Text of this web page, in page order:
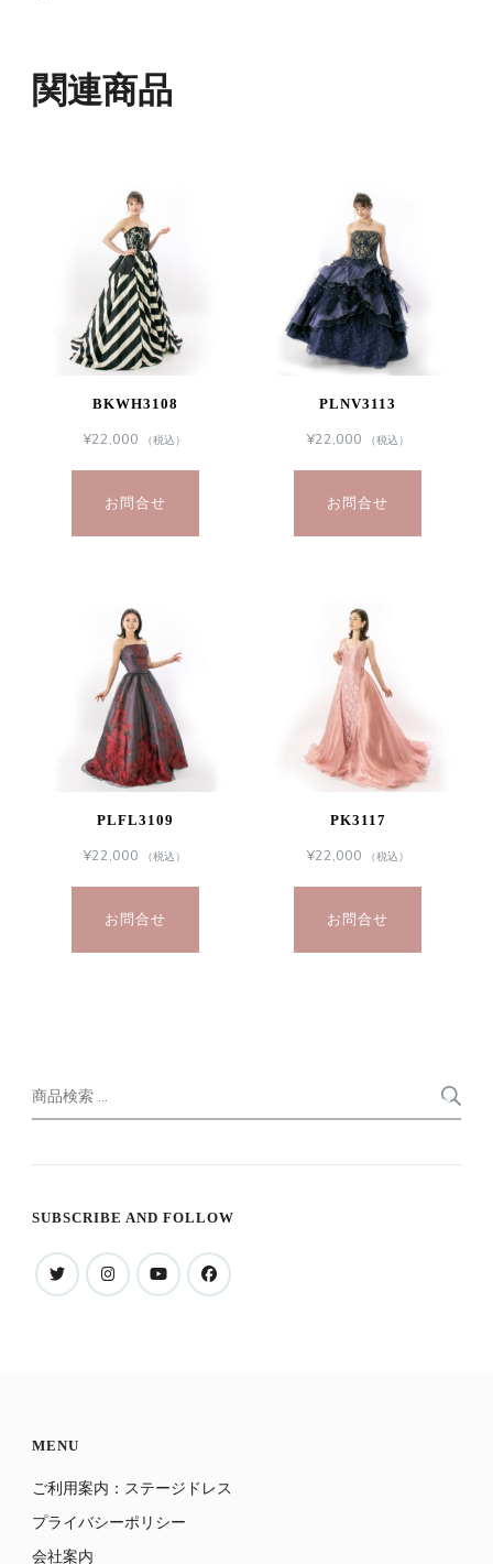
関連商品
BKWH3108
¥22,000 （税込）
お問合せ
PLNV3113
¥22,000 （税込）
お問合せ
PLFL3109
¥22,000 （税込）
お問合せ
PK3117
¥22,000 （税込）
お問合せ
検
索
索
SUBSCRIBE AND FOLLOW
MENU
ご利用案内：ステージドレス
プライバシーポリシー
会社案内